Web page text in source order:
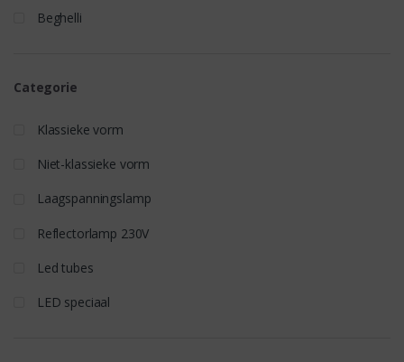
Beghelli
Categorie
Klassieke vorm
Niet-klassieke vorm
Laagspanningslamp
Reflectorlamp 230V
Led tubes
LED speciaal